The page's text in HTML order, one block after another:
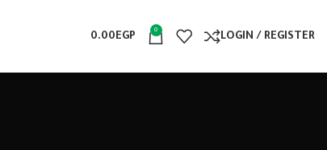
LOGIN / REGISTER
0
0.00EGP